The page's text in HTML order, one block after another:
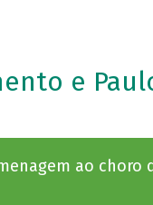
e
ao choro